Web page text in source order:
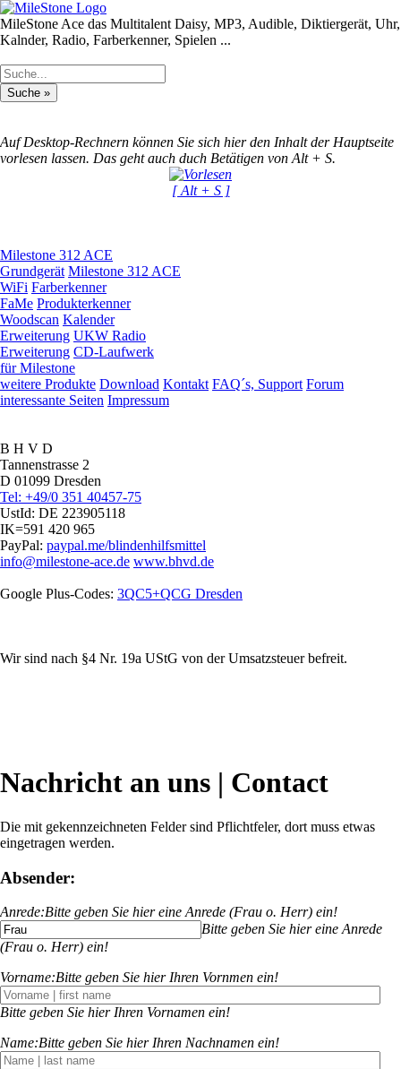
MileStone Ace das Multitalent Daisy, MP3, Audible, Diktiergerät, Uhr,
Kalnder, Radio, Farberkenner, Spielen ...
Auf Desktop-Rechnern können Sie sich hier den Inhalt der Hauptseite
vorlesen lassen. Das geht auch duch Betätigen von Alt + S.
[ Alt + S ]
Milestone 312 ACE
Grundgerät Milestone 312 ACE
WiFi Farberkenner
FaMe Produkterkenner
Woodscan Kalender
Erweiterung UKW Radio
Erweiterung CD-Laufwerk
für Milestone
weitere Produkte Download Kontakt FAQ´s, Support Forum
interessante Seiten Impressum
B H V D
Tannenstrasse 2
D 01099 Dresden
Tel: +49/0 351 40457-75
UstId: DE 223905118
IK=591 420 965
PayPal: paypal.me/blindenhilfsmittel
info@milestone-ace.de www.bhvd.de
Google Plus-Codes: 3QC5+QCG Dresden
Wir sind nach §4 Nr. 19a UStG von der Umsatzsteuer befreit.
Nachricht an uns | Contact
Die mit gekennzeichneten Felder sind Pflichtfeler, dort muss etwas
eingetragen werden.
Absender:
Anrede:Bitte geben Sie hier eine Anrede (Frau o. Herr) ein!
Bitte geben Sie hier eine Anrede
(Frau o. Herr) ein!
Vorname:Bitte geben Sie hier Ihren Vornmen ein!
Bitte geben Sie hier Ihren Vornamen ein!
Name:Bitte geben Sie hier Ihren Nachnamen ein!